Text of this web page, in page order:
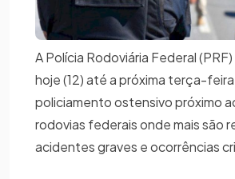
A Polícia Rodoviária Federal
hoje (12) até a próxima terça-feira
policiamento ostensivo próximo
rodovias federais onde mais são
acidentes graves e ocorrências